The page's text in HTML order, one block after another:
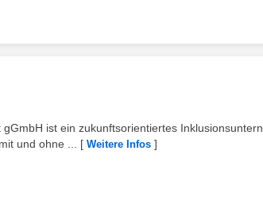
ist ein zukunftsorientiertes
und ohne ...
[ Weitere Infos ]